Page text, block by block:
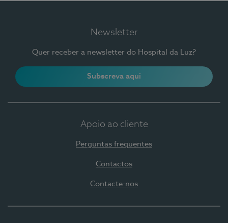
Newsletter
Quer receber a newsletter do Hospital da Luz?
Subscreva aqui
Apoio ao cliente
Perguntas frequentes
Contactos
Contacte-nos